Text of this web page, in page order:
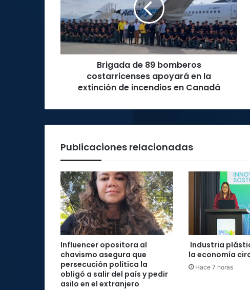
costarricenses
apoyará
en
la
extinción
incendios
Brigada de 89 bomberos
costarricenses apoyará en la
extinción de incendios en Canadá
Publicaciones relacionadas
Influencer opositora al
chavismo asegura que
persecución política la
obligó a salir del país y pedir
asilo en el extranjero
Industria
la economía
Hace 7 horas